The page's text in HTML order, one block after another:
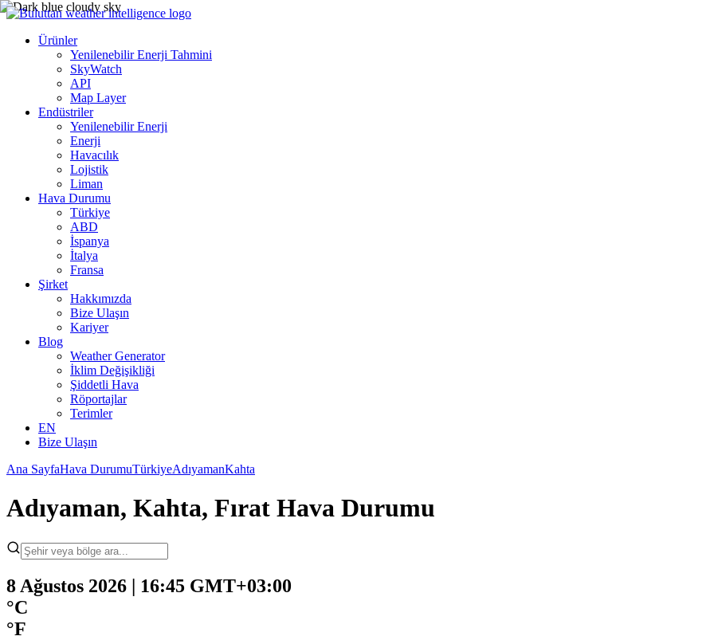
Ürünler
Yenilenebilir Enerji Tahmini
SkyWatch
API
Map Layer
Endüstriler
Yenilenebilir Enerji
Enerji
Havacılık
Lojistik
Liman
Hava Durumu
Türkiye
ABD
İspanya
İtalya
Fransa
Şirket
Hakkımızda
Bize Ulaşın
Kariyer
Blog
Weather Generator
İklim Değişikliği
Şiddetli Hava
Röportajlar
Terimler
EN
Bize Ulaşın
Ana SayfaHava DurumuTürkiyeAdıyamanKahta
Adıyaman, Kahta, Fırat Hava Durumu
8 Ağustos 2026 | 16:45 GMT+03:00
°C
°F